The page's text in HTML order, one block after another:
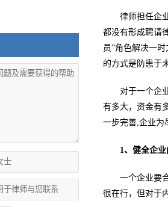
律师担任企
都没有形成聘请
员”角色解决一
的方式是防患于
对于一个企
有多大，资金有
一步完善,企业为
1、健全企
一个企业要
很在行，但对于